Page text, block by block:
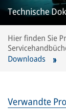
Technische
Hier finden Sie
Downloads
Verwandte